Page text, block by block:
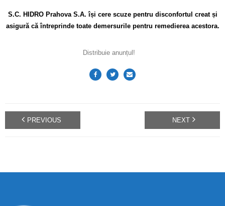
S.C. HIDRO Prahova S.A. își cere scuze pentru disconfortul creat și
asigură că întreprinde toate demersurile pentru remedierea acestora.
Distribuie anunțul!
PREVIOUS NEXT